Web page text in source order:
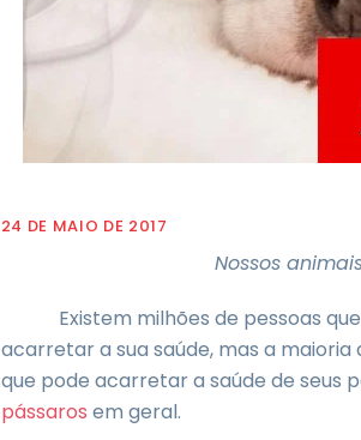
24 DE MAIO DE 2017
Nossos
Existem milhões de pessoas que
acarretar a sua saúde, mas a
que pode acarretar a saúde de seus
pássaros em geral.